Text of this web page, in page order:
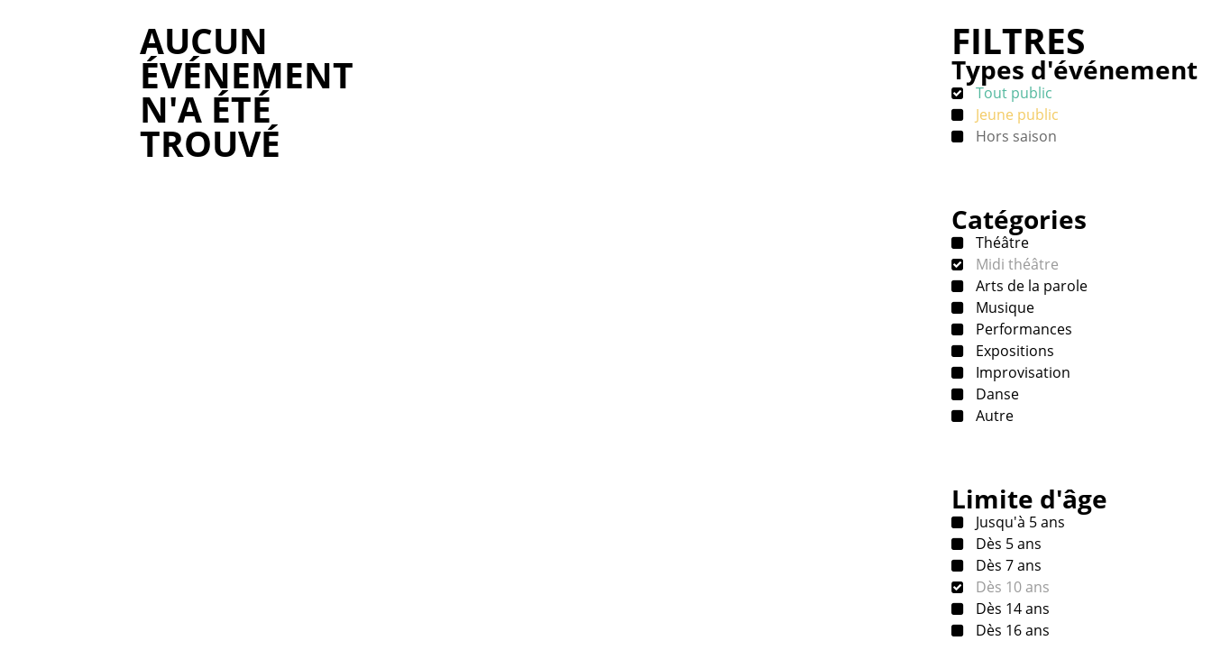
AUCUN
ÉVÉNEMENT
N'A ÉTÉ
TROUVÉ
FILTRES
Types d'événement
Tout public
Jeune public
Hors saison
Catégories
Théâtre
Midi théâtre
Arts de la parole
Musique
Performances
Expositions
Improvisation
Danse
Autre
Limite d'âge
Jusqu'à 5 ans
Dès 5 ans
Dès 7 ans
Dès 10 ans
Dès 14 ans
Dès 16 ans